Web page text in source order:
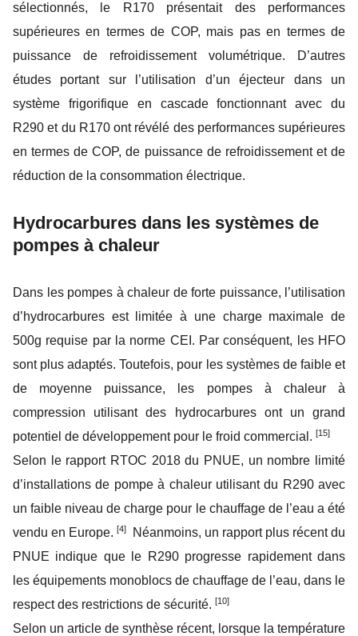
sélectionnés, le R170 présentait des performances
supérieures en termes de COP, mais pas en termes de
puissance de refroidissement volumétrique. D’autres
études portant sur l’utilisation d’un éjecteur dans un
système frigorifique en cascade fonctionnant avec du
R290 et du R170 ont révélé des performances supérieures
en termes de COP, de puissance de refroidissement et de
réduction de la consommation électrique.
Hydrocarbures dans les systèmes de
pompes à chaleur
Dans les pompes à chaleur de forte puissance, l’utilisation
d’hydrocarbures est limitée à une charge maximale de
500g requise par la norme CEI. Par conséquent, les HFO
sont plus adaptés. Toutefois, pour les systèmes de faible et
de moyenne puissance, les pompes à chaleur à
compression utilisant des hydrocarbures ont un grand
potentiel de développement pour le froid commercial. [15]
Selon le rapport RTOC 2018 du PNUE, un nombre limité
d’installations de pompe à chaleur utilisant du R290 avec
un faible niveau de charge pour le chauffage de l’eau a été
vendu en Europe. [4]
Néanmoins, un rapport plus récent du
PNUE indique que le R290 progresse rapidement dans
les équipements monoblocs de chauffage de l’eau, dans le
respect des restrictions de sécurité. [10]
Selon un article de synthèse récent, lorsque la température